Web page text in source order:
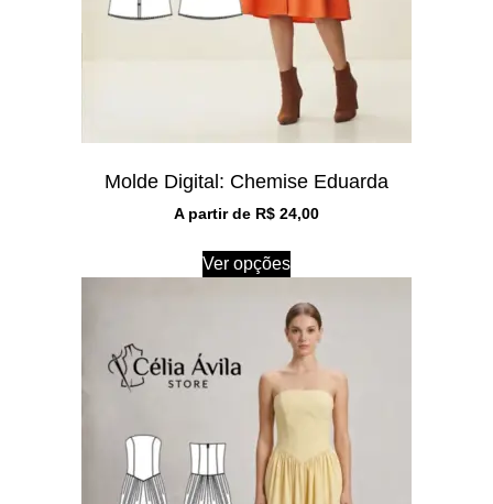
Molde Digital: Chemise Eduarda
A partir de R$ 24,00
Ver opções